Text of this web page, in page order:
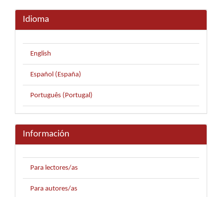
Idioma
English
Español (España)
Português (Portugal)
Información
Para lectores/as
Para autores/as